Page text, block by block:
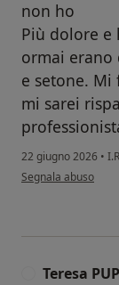
non ho
Più dolore e
ormai erano
e setone. Mi
mi sarei
22 giugno 2026 •
secondo l'opinione
Segnala abuso
Teresa